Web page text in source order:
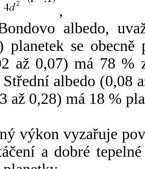
,
albedo,
planetek se
až 0,07) má 78 %
albedo (0,08
až 0,28) má 18 %
výkon vyzařuje
a dobré